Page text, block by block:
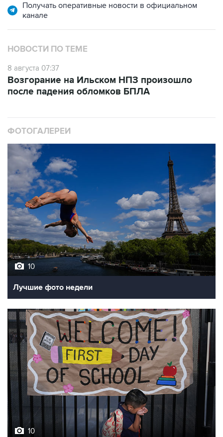
Получать оперативные новости в официальном
канале
НОВОСТИ ПО ТЕМЕ
8 августа 07:37
Возгорание на Ильском НПЗ произошло
после падения обломков БПЛА
ФОТОГАЛЕРЕИ
10
Лучшие фото недели
10